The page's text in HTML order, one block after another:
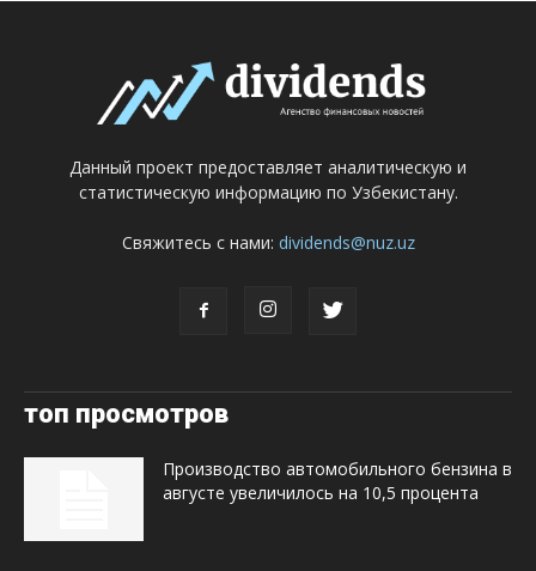
Данный проект предоставляет аналитическую и
статистическую информацию по Узбекистану.
Свяжитесь с нами: dividends@nuz.uz
топ просмотров
Производство автомобильного бензина в
августе увеличилось на 10,5 процента